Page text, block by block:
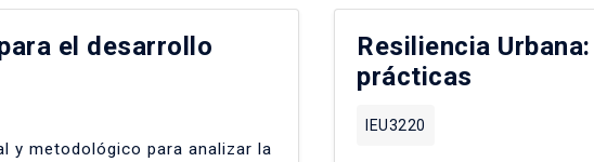
el desarrollo
y metodológico para analizar la
Resiliencia
prácticas
IEU3220